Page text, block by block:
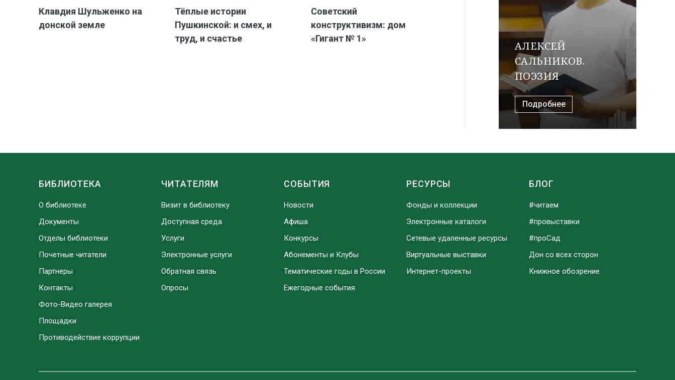
Клавдия Шульженко на
донской земле
Тёплые истории
Пушкинской: и смех, и
труд, и счастье
Советский
конструктивизм: дом
«Гигант № 1»
АЛЕКСЕЙ
САЛЬНИКОВ.
ПОЭЗИЯ
Подробнее
БИБЛИОТЕКА
О библиотеке
Документы
Отделы библиотеки
Почетные читатели
Партнеры
Контакты
Фото-Видео галерея
Площадки
Противодействие коррупции
ЧИТАТЕЛЯМ
Визит в библиотеку
Доступная среда
Услуги
Электронные услуги
Обратная связь
Опросы
СОБЫТИЯ
Новости
Афиша
Конкурсы
Абонементы и Клубы
Тематические годы в России
Ежегодные события
РЕСУРСЫ
Фонды и коллекции
Электронные каталоги
Сетевые удаленные ресурсы
Виртуальные выставки
Интернет-проекты
БЛОГ
#читаем
#провыставки
#проСад
Дон со всех сторон
Книжное обозрение